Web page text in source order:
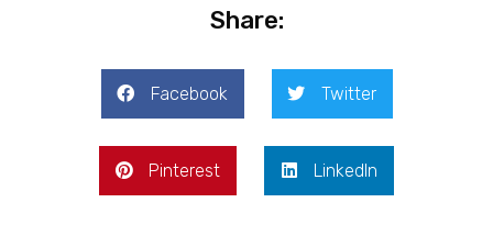
Share:
Facebook Twitter
Pinterest LinkedIn